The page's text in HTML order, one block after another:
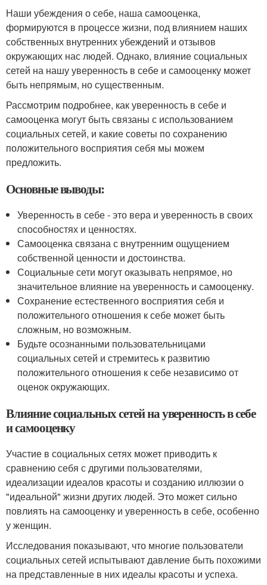
Наши убеждения о себе, наша самооценка,
формируются в процессе жизни, под влиянием наших
собственных внутренних убеждений и отзывов
окружающих нас людей. Однако, влияние социальных
сетей на нашу уверенность в себе и самооценку может
быть непрямым, но существенным.
Рассмотрим подробнее, как уверенность в себе и
самооценка могут быть связаны с использованием
социальных сетей, и какие советы по сохранению
положительного восприятия себя мы можем
предложить.
Основные выводы:
Уверенность в себе - это вера и уверенность в своих
способностях и ценностях.
Самооценка связана с внутренним ощущением
собственной ценности и достоинства.
Социальные сети могут оказывать непрямое, но
значительное влияние на уверенность и самооценку.
Сохранение естественного восприятия себя и
положительного отношения к себе может быть
сложным, но возможным.
Будьте осознанными пользовательницами
социальных сетей и стремитесь к развитию
положительного отношения к себе независимо от
оценок окружающих.
Влияние социальных сетей на уверенность в себе
и самооценку
Участие в социальных сетях может приводить к
сравнению себя с другими пользователями,
идеализации идеалов красоты и созданию иллюзии о
"идеальной" жизни других людей. Это может сильно
повлиять на самооценку и уверенность в себе, особенно
у женщин.
Исследования показывают, что многие пользователи
социальных сетей испытывают давление быть похожими
на представленные в них идеалы красоты и успеха.